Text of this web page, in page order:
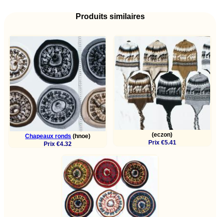
Produits similaires
Chapeaux ronds (hnoe)
Prix €4.32
(eczon)
Prix €5.41